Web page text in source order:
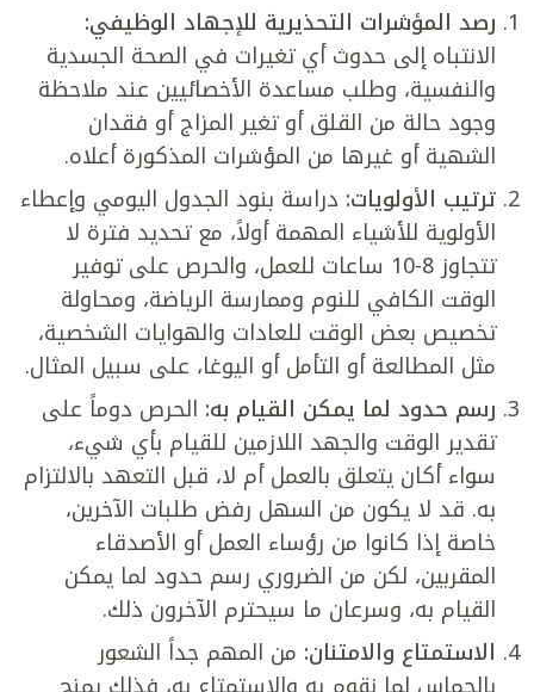
رصد المؤشرات التحذيرية للإجهاد الوظيفي:
الانتباه إلى حدوث أي تغيرات في الصحة الجسدية
والنفسية، وطلب مساعدة الأخصائيين عند ملاحظة
وجود حالة من القلق أو تغير المزاج أو فقدان
الشهية أو غيرها من المؤشرات المذكورة أعلاه.
ترتيب الأولويات: دراسة بنود الجدول اليومي وإعطاء
الأولوية للأشياء المهمة أولاً، مع تحديد فترة لا
تتجاوز 8-10 ساعات للعمل، والحرص على توفير
الوقت الكافي للنوم وممارسة الرياضة، ومحاولة
تخصيص بعض الوقت للعادات والهوايات الشخصية،
مثل المطالعة أو التأمل أو اليوغا، على سبيل المثال.
رسم حدود لما يمكن القيام به: الحرص دوماً على
تقدير الوقت والجهد اللازمين للقيام بأي شيء،
سواء أكان يتعلق بالعمل أم لا، قبل التعهد بالالتزام
به. قد لا يكون من السهل رفض طلبات الآخرين،
خاصة إذا كانوا من رؤساء العمل أو الأصدقاء
المقربين، لكن من الضروري رسم حدود لما يمكن
القيام به، وسرعان ما سيحترم الآخرون ذلك.
الاستمتاع والامتنان: من المهم جداً الشعور